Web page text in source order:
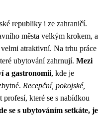
republiky i ze zahraničí.
města velkým krokem, a
atraktivní. Na trhu práce
ubytování zahrnují. Mezi
a gastronomii, kde je
Recepční, pokojské,
které se s nabídkou
se s ubytováním setkáte, je